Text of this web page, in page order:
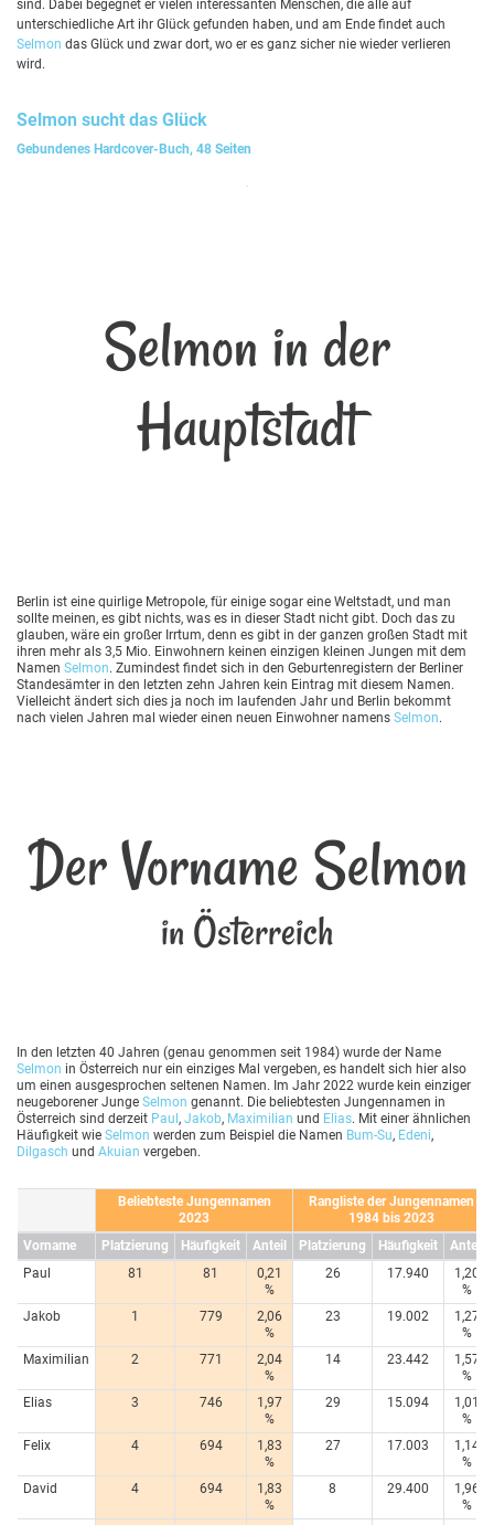
sind. Dabei begegnet er vielen interessanten Menschen, die alle auf
unterschiedliche Art ihr Glück gefunden haben, und am Ende findet auch
Selmon das Glück und zwar dort, wo er es ganz sicher nie wieder verlieren
wird.
Selmon sucht das Glück
Gebundenes Hardcover-Buch, 48 Seiten
Selmon in der
Hauptstadt
Berlin ist eine quirlige Metropole, für einige sogar eine Weltstadt, und man
sollte meinen, es gibt nichts, was es in dieser Stadt nicht gibt. Doch das zu
glauben, wäre ein großer Irrtum, denn es gibt in der ganzen großen Stadt mit
ihren mehr als 3,5 Mio. Einwohnern keinen einzigen kleinen Jungen mit dem
Namen Selmon. Zumindest findet sich in den Geburtenregistern der Berliner
Standesämter in den letzten zehn Jahren kein Eintrag mit diesem Namen.
Vielleicht ändert sich dies ja noch im laufenden Jahr und Berlin bekommt
nach vielen Jahren mal wieder einen neuen Einwohner namens Selmon.
Der Vorname Selmon
in Österreich
In den letzten 40 Jahren (genau genommen seit 1984) wurde der Name
Selmon in Österreich nur ein einziges Mal vergeben, es handelt sich hier also
um einen ausgesprochen seltenen Namen. Im Jahr 2022 wurde kein einziger
neugeborener Junge Selmon genannt. Die beliebtesten Jungennamen in
Österreich sind derzeit Paul , Jakob, Maximilian und Elias. Mit einer ähnlichen
Häufigkeit wie Selmon werden zum Beispiel die Namen Bum-Su, Edeni,
Dilgasch und Akuian vergeben.
Beliebteste Jungennamen
2023
Rangliste der Jungennamen
1984 bis 2023
Vorname
Platzierung Häufigkeit Anteil Platzierung Häufigkeit
Anteil
Paul
81 81
0,21
%
26 17.940
1,20
%
Jakob
1 779
2,06
%
23 19.002
1,27
%
Maximilian
2 771
2,04
%
14 23.442
1,57
%
Elias
3 746
1,97
%
29 15.094
1,01
%
Felix
4 694
1,83
%
27 17.003
1,14
%
David
4 694
1,83
%
8 29.400
1,96
%